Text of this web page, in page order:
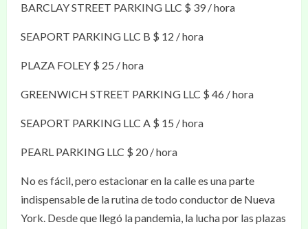
BARCLAY STREET PARKING LLC $ 39 / hora
SEAPORT PARKING LLC B $ 12 / hora
PLAZA FOLEY $ 25 / hora
GREENWICH STREET PARKING LLC $ 46 / hora
SEAPORT PARKING LLC A $ 15 / hora
PEARL PARKING LLC $ 20 / hora
No es fácil, pero estacionar en la calle es una parte
indispensable de la rutina de todo conductor de Nueva
York. Desde que llegó la pandemia, la lucha por las plazas